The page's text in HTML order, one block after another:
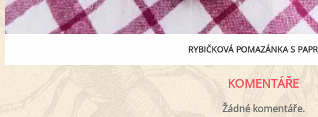
RYBIČKOVÁ POMAZÁNKA S
KOMENTÁŘE
Žádné komentáře.